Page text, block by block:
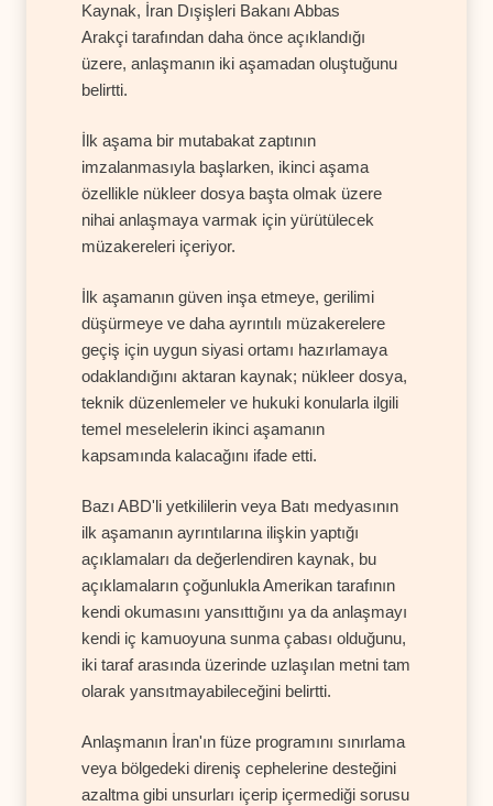
Kaynak, İran Dışişleri Bakanı Abbas
Arakçi tarafından daha önce açıklandığı
üzere, anlaşmanın iki aşamadan oluştuğunu
belirtti.
İlk aşama bir mutabakat zaptının
imzalanmasıyla başlarken, ikinci aşama
özellikle nükleer dosya başta olmak üzere
nihai anlaşmaya varmak için yürütülecek
müzakereleri içeriyor.
İlk aşamanın güven inşa etmeye, gerilimi
düşürmeye ve daha ayrıntılı müzakerelere
geçiş için uygun siyasi ortamı hazırlamaya
odaklandığını aktaran kaynak; nükleer dosya,
teknik düzenlemeler ve hukuki konularla ilgili
temel meselelerin ikinci aşamanın
kapsamında kalacağını ifade etti.
Bazı ABD'li yetkililerin veya Batı medyasının
ilk aşamanın ayrıntılarına ilişkin yaptığı
açıklamaları da değerlendiren kaynak, bu
açıklamaların çoğunlukla Amerikan tarafının
kendi okumasını yansıttığını ya da anlaşmayı
kendi iç kamuoyuna sunma çabası olduğunu,
iki taraf arasında üzerinde uzlaşılan metni tam
olarak yansıtmayabileceğini belirtti.
Anlaşmanın İran'ın füze programını sınırlama
veya bölgedeki direniş cephelerine desteğini
azaltma gibi unsurları içerip içermediği sorusu